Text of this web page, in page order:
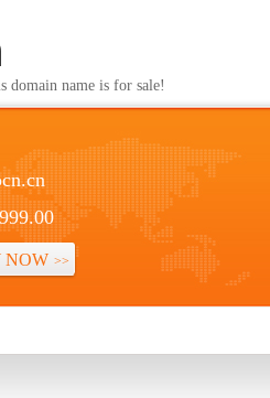
name is for sale!
NOW >>